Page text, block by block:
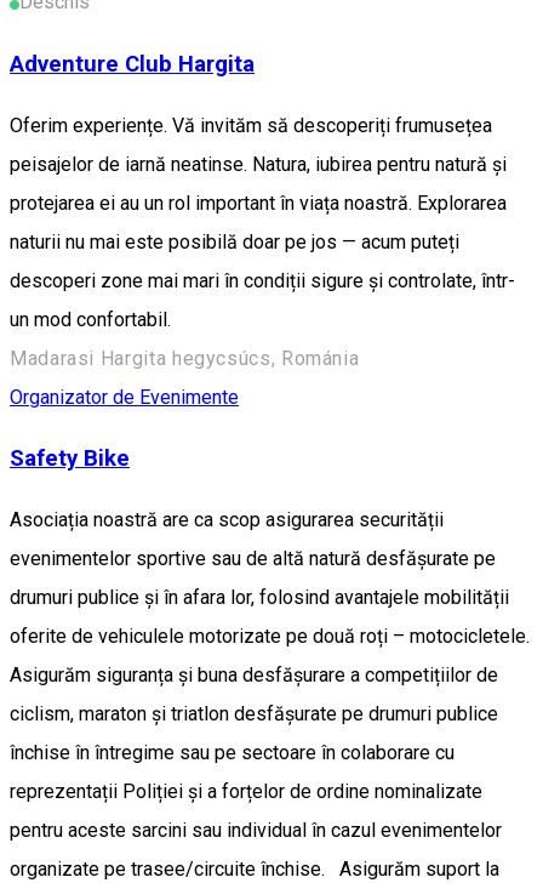
Adventure Club Hargita
Oferim experiențe. Vă invităm să descoperiți frumusețea
peisajelor de iarnă neatinse. Natura, iubirea pentru natură și
protejarea ei au un rol important în viața noastră. Explorarea
naturii nu mai este posibilă doar pe jos — acum puteți
descoperi zone mai mari în condiții sigure și controlate, într-
un mod confortabil.
Madarasi Hargita hegycsúcs, Románia
Organizator de Evenimente
Safety Bike
Asociația noastră are ca scop asigurarea securității
evenimentelor sportive sau de altă natură desfășurate pe
drumuri publice și în afara lor, folosind avantajele mobilității
oferite de vehiculele motorizate pe două roți – motocicletele.
Asigurăm siguranța și buna desfășurare a competițiilor de
ciclism, maraton și triatlon desfășurate pe drumuri publice
închise în întregime sau pe sectoare în colaborare cu
reprezentații Poliției și a forțelor de ordine nominalizate
pentru aceste sarcini sau individual în cazul evenimentelor
organizate pe trasee/circuite închise. Asigurăm suport la